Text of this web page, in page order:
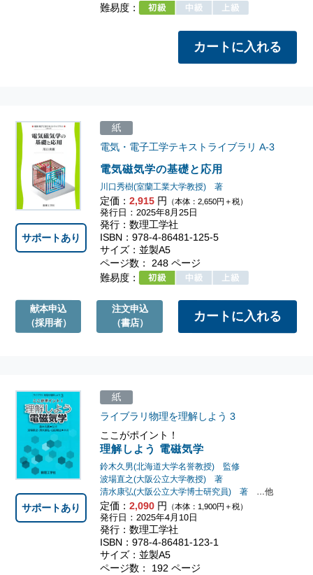
難易度：
電気磁気学の基礎と応用
電気・電子工学テキストライブラリ A-3
川口秀樹(室蘭工業大学教授) 著
定価： 2,915円 （本体：2,650円＋税）
紙
発行日：2025年8月25日
発行：数理工学社
ISBN：978-4-86481-125-5
サイズ：並製A5
ページ数： 248 ページ
難易度：
サポートあり
献本申込
（採用者）
注文申込
（書店）
ここがポイント！
理解しよう 電磁気学
ライブラリ物理を理解しよう 3
鈴木久男(北海道大学名誉教授) 監修
波場直之(大阪公立大学教授) 著
清水康弘(大阪公立大学博士研究員) 著…他
定価： 2,090円 （本体：1,900円＋税）
紙
発行日：2025年4月10日
発行：数理工学社
ISBN：978-4-86481-123-1
サイズ：並製A5
ページ数： 192 ページ
サポートあり